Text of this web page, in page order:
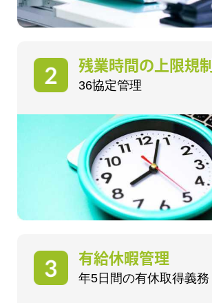
残業時間の上限規制
36協定管理
有給休暇管理
年5日間の有休取得義務